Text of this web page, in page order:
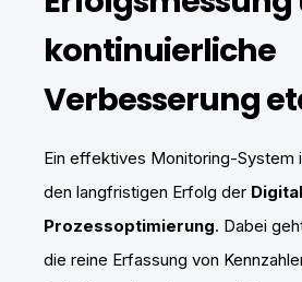
kontinuierliche
Verbesserung
Ein effektives Monitoring-System
den langfristigen Erfolg der
Prozessoptimierung. Dabei
die reine Erfassung von